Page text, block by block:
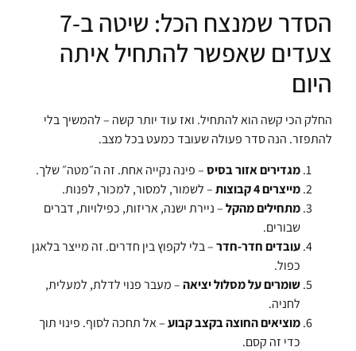
הסדר שמנצח הכל: שיטה ב-7
צעדים שאפשר להתחיל איתה
היום
החלק הכי קשה הוא להתחיל. ואז עוד יותר קשה – להמשיך בלי
להתפזר. הנה סדר פעולה שעובד כמעט בכל מצב.
מגדירים אזור בסיס– פינה נקייה אחת. זה ה״מטה״ שלך.
מייצרים 4 קבוצות
– לשמור, למסור, למכור, לפנות.
מתחילים מהקל– ניירת ישנה, אריזות, כפילויות, דברים
שבורים.
עובדים חדר-חדר– בלי לקפוץ בין חדרים. זה מייצר בלאגן
כפול.
שומרים על מסלול יציאה– מעבר פנוי לדלת, למעלית,
לחניה.
מוציאים החוצה בקצב קבוע– אל תחכה לסוף. פינוי תוך
כדי זה קסם.